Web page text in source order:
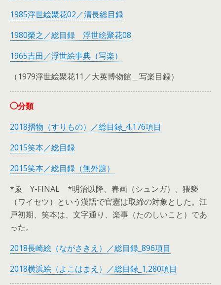
1985浮世絵聚花02／清長総目録
1980榮之／総目録 浮世絵聚花08
1965吉田／浮世絵事典（写楽）
（1979浮世絵聚花11／大英博物館＿写楽目録）
◯分類
2018摺物（すりもの）／総目録_4,176項目
2015笑本／総目録
2015笑本／総目録（無外題）
*ゑ Y-FINAL *明治以降、春画（シュンガ）、猥褻
（ワイセツ）という漢語で官憲は取締の対象とした。江
戸初期、笑本は、文字通り、楽事（たのしいこと）であ
った。
2018長崎絵（ながさきえ）／総目録_896項目
2018横浜絵（よこはまえ）／総目録_1,280項目